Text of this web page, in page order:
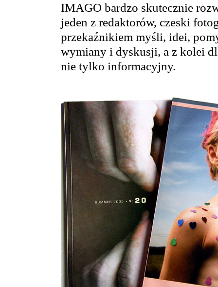
IMAGO bardzo skutecznie
jeden z redaktorów, czeski
przekaźnikiem myśli, idei,
wymiany i dyskusji, a z kolei
nie tylko informacyjny.